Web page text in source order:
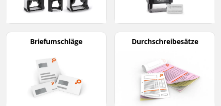
Briefumschläge Durchschreibesätze